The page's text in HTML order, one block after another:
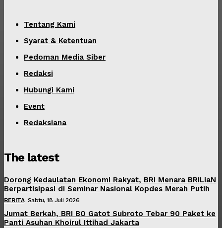
Tentang Kami
Syarat & Ketentuan
Pedoman Media Siber
Redaksi
Hubungi Kami
Event
Redaksiana
The latest
Dorong Kedaulatan Ekonomi Rakyat, BRI Menara BRILiaN
Berpartisipasi di Seminar Nasional Kopdes Merah Putih
BERITA Sabtu, 18 Juli 2026
Jumat Berkah, BRI BO Gatot Subroto Tebar 90 Paket ke
Panti Asuhan Khoirul Ittihad Jakarta